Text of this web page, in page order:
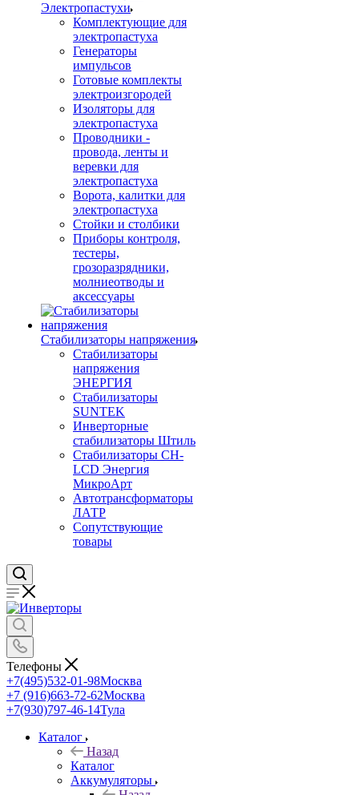
Электропастухи
Комплектующие для
электропастуха
Генераторы
импульсов
Готовые комплекты
электроизгородей
Изоляторы для
электропастуха
Проводники -
провода, ленты и
веревки для
электропастуха
Ворота, калитки для
электропастуха
Стойки и столбики
Приборы контроля,
тестеры,
грозоразрядники,
молниеотводы и
аксессуары
Стабилизаторы напряжения
Стабилизаторы
напряжения
ЭНЕРГИЯ
Стабилизаторы
SUNTEK
Инверторные
стабилизаторы Штиль
Стабилизаторы СН-
LCD Энepгия
МикроАрт
Автотрансформаторы
ЛАТР
Сопутствующие
товары
Телефоны
+7(495)532-01-98Москва
+7 (916)663-72-62Москва
+7(930)797-46-14Тула
Каталог
Назад
Каталог
Аккумуляторы